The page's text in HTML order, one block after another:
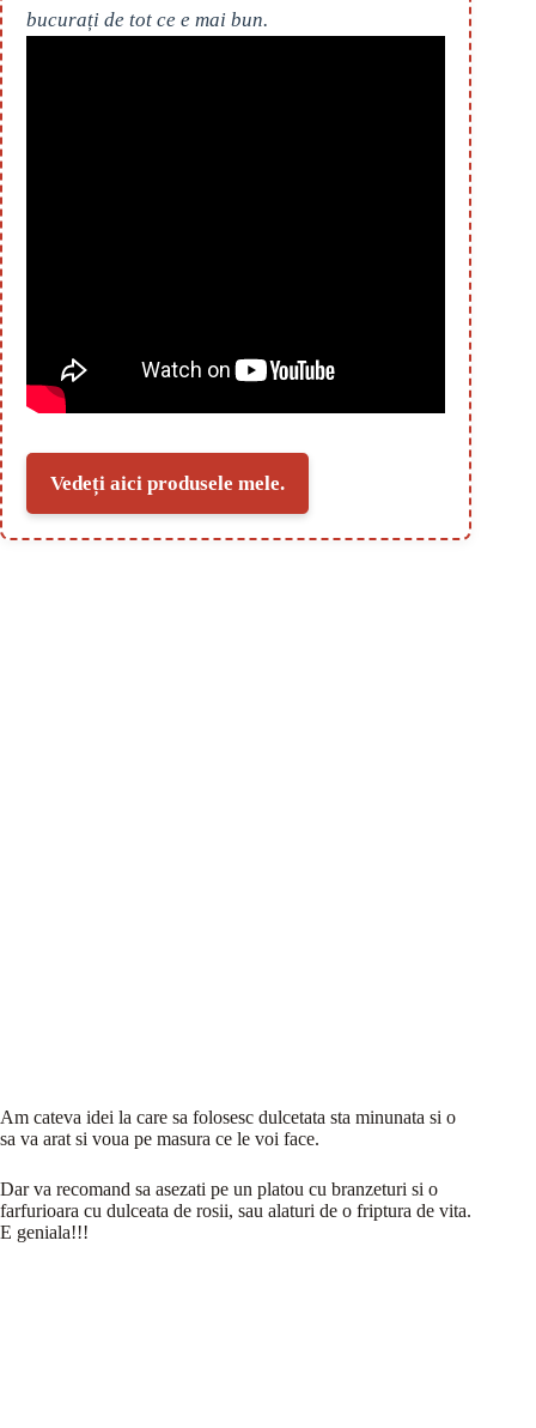
bucurați de tot ce e mai bun.
Vedeți aici produsele mele.
Am cateva idei la care sa folosesc dulcetata sta minunata si o
sa va arat si voua pe masura ce le voi face.
Dar va recomand sa asezati pe un platou cu branzeturi si o
farfurioara cu dulceata de rosii, sau alaturi de o friptura de vita.
E geniala!!!